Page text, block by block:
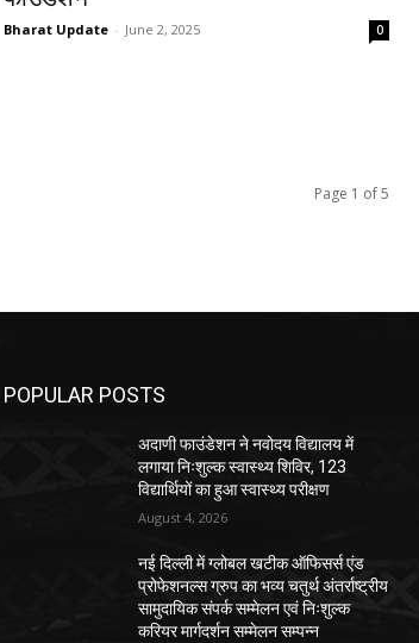
Bharat Update - June 2, 2025 0
Page 1 of 5
POPULAR POSTS
अदाणी फाउंडेशन ने नवोदय विद्यालय में
लगाया निःशुल्क स्वास्थ्य शिविर, 123
विद्यार्थियों का हुआ स्वास्थ्य परीक्षण
August 4, 2026
नई दिल्ली में ग्लोबल खटीक ऑफिसर्स एंड
प्रोफेशनल्स ग्रुप का भव्य चतुर्थ अंतर्राष्ट्रीय
सामुदायिक संपर्क सम्मेलन एवं निःशुल्क
करियर मार्गदर्शन सम्मेलन सम्पन्न